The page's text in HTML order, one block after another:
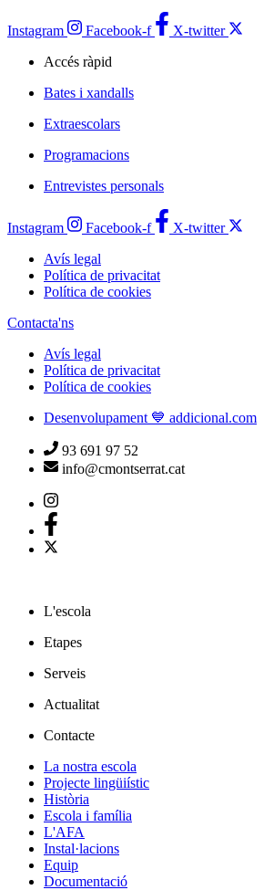
Instagram Facebook-f
X-twitter
Accés ràpid
Bates i xandalls
Extraescolars
Programacions
Entrevistes personals
Instagram Facebook-f
X-twitter
Avís legal
Política de privacitat
Política de cookies
Contacta'ns
Avís legal
Política de privacitat
Política de cookies
Desenvolupament 💙 addicional.com
93 691 97 52
info@cmontserrat.cat
L'escola
Etapes
Serveis
Actualitat
Contacte
La nostra escola
Projecte lingüiístic
Història
Escola i família
L'AFA
Instal·lacions
Equip
Documentació